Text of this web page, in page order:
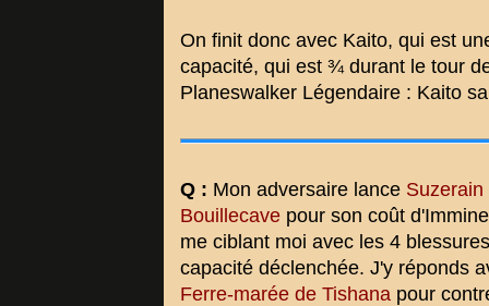
On finit donc avec Kaito, qui est
capacité, qui est ¾ durant le tour
Planeswalker Légendaire : Kaito
Q : Mon adversaire lance Suzerain
Bouillecave pour son coût
me ciblant moi avec les 4
capacité déclenchée. J'y réponds
Ferre-marée de Tishana pour